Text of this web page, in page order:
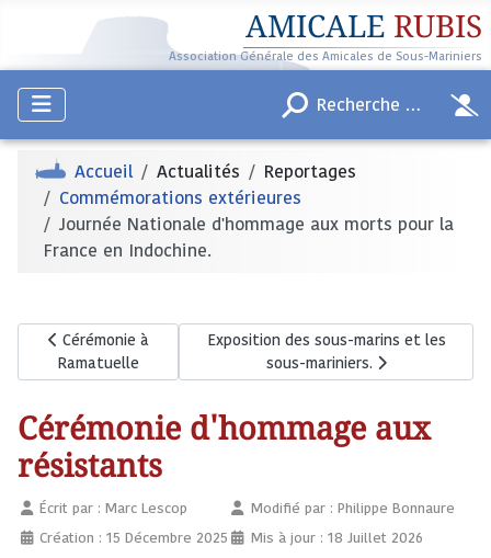
AMICALE RUBIS
Association Générale des Amicales de Sous-Mariniers
Accueil Actualités
Reportages
Commémorations extérieures
Journée Nationale d'hommage aux morts pour la
France en Indochine.
Article précédent : Cérémonie à Ramatuelle
Cérémonie à
Ramatuelle
Article suivant : Exposition des sous-
Exposition des sous-marins et les
sous-mariniers.
Cérémonie d'hommage aux
résistants
Écrit par :Marc Lescop
Création : 15 Décembre 2025
Modifié par : Philippe Bonnaure
Mis à jour : 18 Juillet 2026